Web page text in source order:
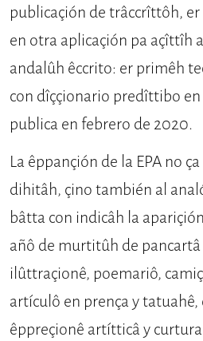
publicaçión de trâccrîttôh,
en otra aplicaçión pa açîttîh
andalûh êccrito: er primêh
con dîççionario predîttibo
publica en febrero de 2020.
La êppançión de la EPA no
dihitâh, çino también al
bâtta con indicâh la
añô de murtitûh de
ilûttraçionê, poemariô,
artículô en prença y
êppreçionê artítticâ y